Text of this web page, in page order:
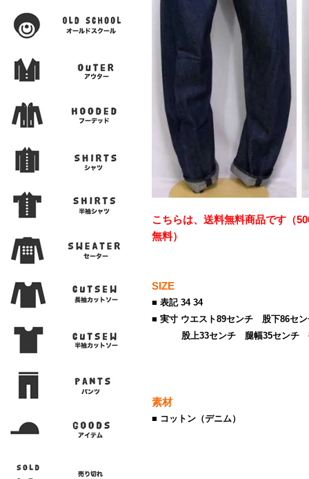
こちらは、送料無料商品です（
無料）
SIZE
■ 表記 34 34
■ 実寸 ウエスト89センチ 股下86セン
股上33センチ 腿幅35センチ 裾
素材
■ コットン（デニム）